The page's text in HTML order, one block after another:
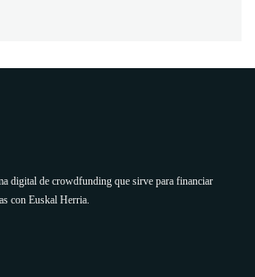
digital de crowdfunding que sirve para financiar
con Euskal Herria.